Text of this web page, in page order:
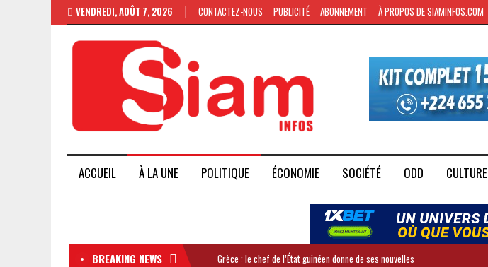
VENDREDI, AOÛT 7, 2026 CONTACTEZ-NOUS PUBLICITÉ ABONNEMENT À PROPOS DE SIAMINFOS.COM
ACCUEIL À LA UNE POLITIQUE ÉCONOMIE SOCIÉTÉ ODD CULTURE
BREAKING NEWS Grèce : le chef de l’État guinéen donne de ses nouvelles